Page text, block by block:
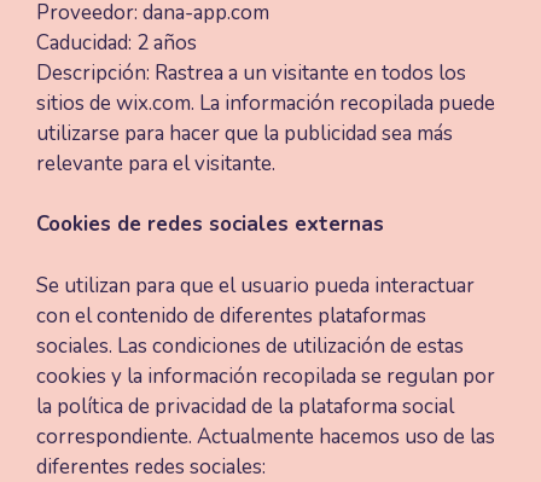
Proveedor: dana-app.com
Caducidad: 2 años
Descripción: Rastrea a un visitante en todos los
sitios de wix.com. La información recopilada puede
utilizarse para hacer que la publicidad sea más
relevante para el visitante.
Cookies de redes sociales externas
Se utilizan para que el usuario pueda interactuar
con el contenido de diferentes plataformas
sociales. Las condiciones de utilización de estas
cookies y la información recopilada se regulan por
la política de privacidad de la plataforma social
correspondiente. Actualmente hacemos uso de las
diferentes redes sociales: